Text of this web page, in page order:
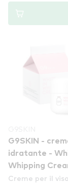
G9SKIN -
idratante -
Whipping
Creme per il viso